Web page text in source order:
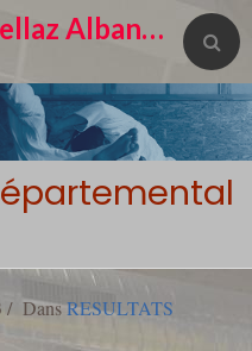
Judo club Marcellaz Albanais
DansRESULTATS